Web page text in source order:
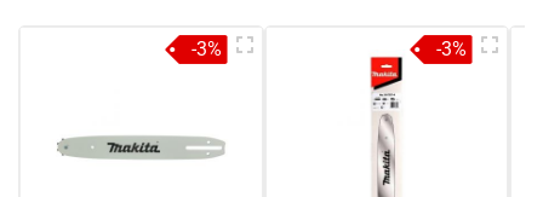
Viết nhận xét về sản phẩm
-3% -3%